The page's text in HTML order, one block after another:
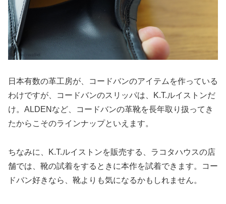
日本有数の革工房が、コードバンのアイテムを作っている
わけですが、コードバンのスリッパは、K.T.ルイストンだ
け。ALDENなど、コードバンの革靴を長年取り扱ってき
たからこそのラインナップといえます。
ちなみに、K.T.ルイストンを販売する、ラコタハウスの店
舗では、靴の試着をするときに本作を試着できます。コー
ドバン好きなら、靴よりも気になるかもしれません。